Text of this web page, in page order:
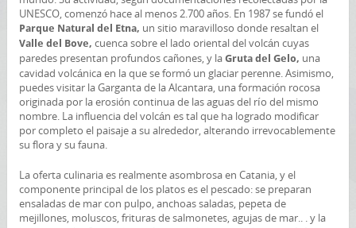
UNESCO, comenzó hace al menos 2.700 años. En 1987 se fundó el
Parque Natural del Etna, un sitio maravilloso donde resaltan el
Valle del Bove, cuenca sobre el lado oriental del volcán cuyas
paredes presentan profundos cañones, y la Gruta del Gelo, una
cavidad volcánica en la que se formó un glaciar perenne. Asimismo,
puedes visitar la Garganta de la Alcantara, una formación rocosa
originada por la erosión continua de las aguas del río del mismo
nombre. La influencia del volcán es tal que ha logrado modificar
por completo el paisaje a su alrededor, alterando irrevocablemente
su flora y su fauna.
La oferta culinaria es realmente asombrosa en Catania, y el
componente principal de los platos es el pescado: se preparan
ensaladas de mar con pulpo, anchoas saladas, pepeta de
mejillones, moluscos, frituras de salmonetes, agujas de mar.. . y la